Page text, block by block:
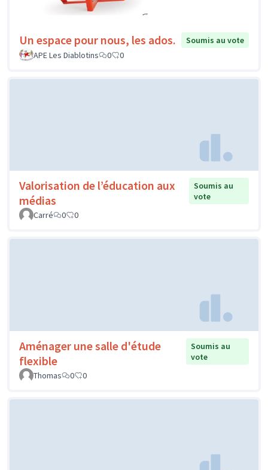
Un espace pour nous, les ados.
Soumis au vote
APE Les Diablotins
0 0
Valorisation de l’éducation aux
médias
Soumis au
vote
Carré
0 0
Aménager une salle d'étude
flexible
Soumis au
vote
Thomas
0 0